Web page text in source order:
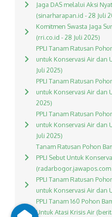
Jaga DAS melalui Aksi
(sinarharapan.id - 28 Juli
Komitmen Swasta Jaga
(rri.co.id - 28 Juli 2025)
PPLI Tanam Ratusan
untuk Konservasi Air dan
Juli 2025)
PPLI Tanam Ratusan
untuk Konservasi Air dan
2025)
PPLI Tanam Ratusan
untuk Konservasi Air dan
Juli 2025)
Tanam Ratusan Pohon
PPLI Sebut Untuk
(radarbogor.jawapos.com
PPLI Tanam Ratusan
untuk Konservasi Air dan
PPLI Tanam 160 Pohon
Untuk Atasi Krisis Air